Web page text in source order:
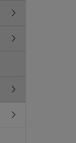
Undermeny för
Undermeny för SM-
Undermeny för
Undermeny för Kultur